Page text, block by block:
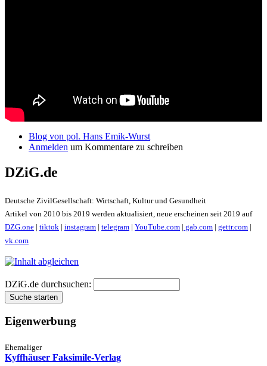
Blog von pol. Hans Emik-Wurst
Anmelden um Kommentare zu schreiben
DZiG.de
Deutsche ZivilGesellschaft: Wirtschaft, Kultur und Gesundheit
Artikel von 2010 bis 2019 werden aktualisiert, neue erscheinen seit 2019 auf
DZG.one | tiktok | instagram | telegram | YouTube.com | gab.com | gettr.com |
vk.com
DZiG.de durchsuchen:
Eigenwerbung
Ehemaliger
Kyffhäuser Faksimile-Verlag